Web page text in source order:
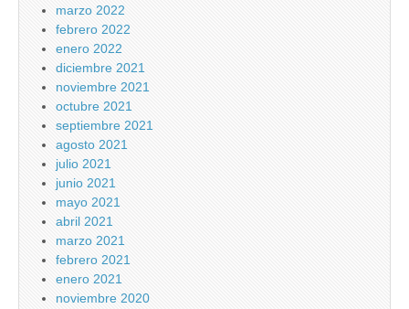
marzo 2022
febrero 2022
enero 2022
diciembre 2021
noviembre 2021
octubre 2021
septiembre 2021
agosto 2021
julio 2021
junio 2021
mayo 2021
abril 2021
marzo 2021
febrero 2021
enero 2021
noviembre 2020